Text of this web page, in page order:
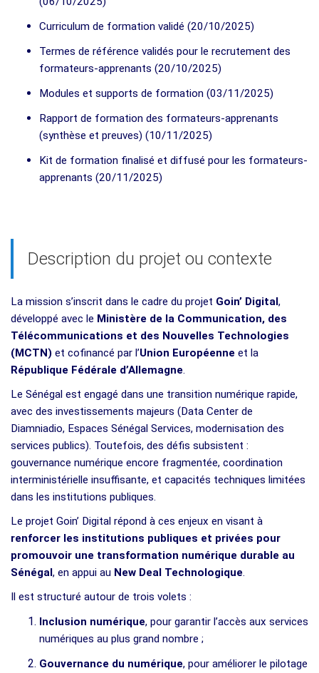
Curriculum de formation validé (20/10/2025)
Termes de référence validés pour le recrutement des
formateurs-apprenants (20/10/2025)
Modules et supports de formation (03/11/2025)
Rapport de formation des formateurs-apprenants
(synthèse et preuves) (10/11/2025)
Kit de formation finalisé et diffusé pour les formateurs-
apprenants (20/11/2025)
Description du projet ou contexte
La mission s’inscrit dans le cadre du projet Goin’ Digital,
développé avec le Ministère de la Communication, des
Télécommunications et des Nouvelles Technologies
(MCTN) et cofinancé par l’Union Européenne et la
République Fédérale d’Allemagne.
Le Sénégal est engagé dans une transition numérique rapide,
avec des investissements majeurs (Data Center de
Diamniadio, Espaces Sénégal Services, modernisation des
services publics). Toutefois, des défis subsistent :
gouvernance numérique encore fragmentée, coordination
interministérielle insuffisante, et capacités techniques limitées
dans les institutions publiques.
Le projet Goin’ Digital répond à ces enjeux en visant à
renforcer les institutions publiques et privées pour
promouvoir une transformation numérique durable au
Sénégal, en appui au New Deal Technologique.
Il est structuré autour de trois volets :
Inclusion numérique, pour garantir l’accès aux services
numériques au plus grand nombre ;
Gouvernance du numérique, pour améliorer le pilotage